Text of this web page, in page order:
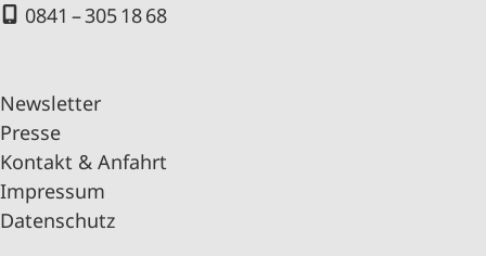
0841 – 305 18 68
Newsletter
Presse
Kontakt & Anfahrt
Impressum
Datenschutz